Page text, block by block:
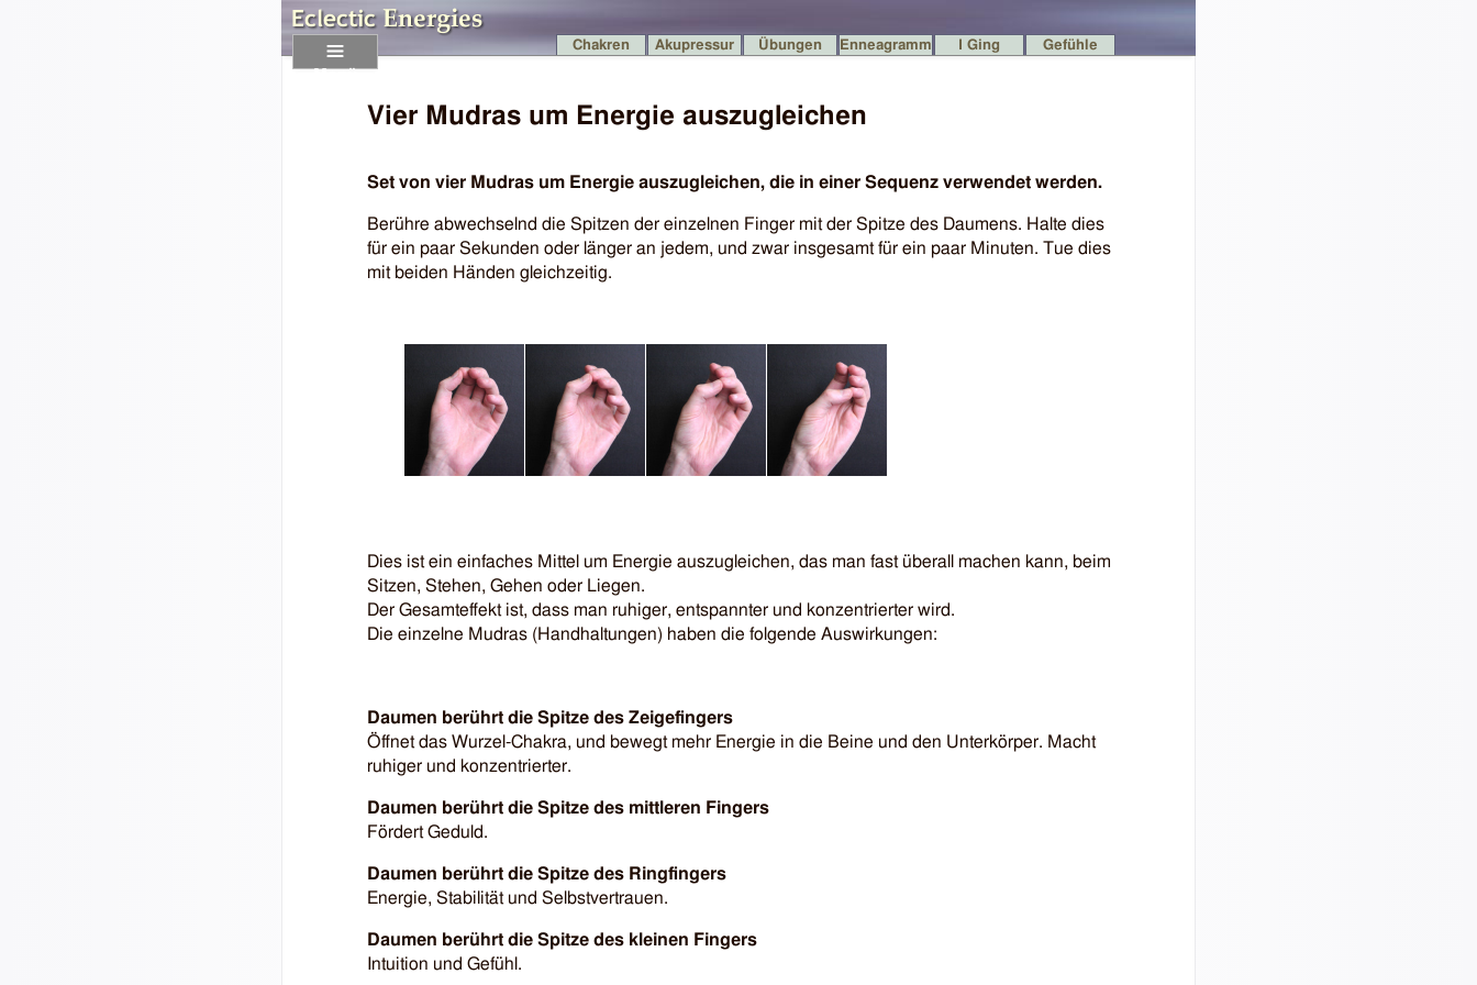
Chakren Akupressur Übungen Enneagramm I Ging Gefühle
Vier Mudras um Energie auszugleichen
Set von vier Mudras um Energie auszu­gleichen, die in einer Sequenz verwendet werden.
Berühre abwechselnd die Spitzen der einzelnen Finger mit der Spitze des Daumens. Halte dies
für ein paar Sekunden oder länger an jedem, und zwar insgesamt für ein paar Minuten. Tue dies
mit beiden Händen gleichzeitig.
Dies ist ein einfaches Mittel um Energie aus­zu­gleichen, das man fast überall machen kann, beim
Sitzen, Stehen, Gehen oder Liegen.
Der Gesamteffekt ist, dass man ruhiger, ent­spann­ter und konzentrierter wird.
Die einzelne Mudras (Hand­haltungen) haben die folgende Auswirkungen:
Daumen berührt die Spitze des Zeigefingers
Öffnet das Wurzel-Chakra, und bewegt mehr Energie in die Beine und den Unter­körper. Macht
ruhiger und konzentrierter.
Daumen berührt die Spitze des mittleren Fingers
Fördert Geduld.
Daumen berührt die Spitze des Ringfingers
Energie, Stabilität und Selbst­vertrauen.
Daumen berührt die Spitze des kleinen Fingers
Intuition und Gefühl.